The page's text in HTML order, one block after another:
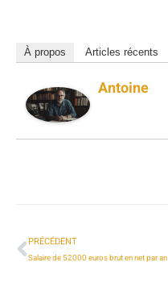
À propos Articles récents
Antoine
PRÉCÉDENT
Salaire de 52000 euros brut en net par an